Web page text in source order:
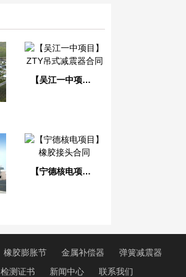
【吴江一中项目】ZTY吊式减震器合同
【宁德核电项目】橡胶接头合同
橡胶膨胀节 金属补偿器
弹簧减震器
检测证书 新闻中心 联系我们